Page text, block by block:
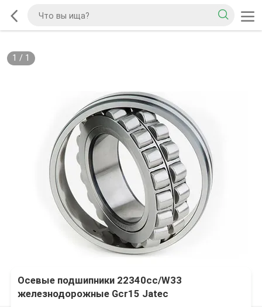
1 / 1
Осевые подшипники 22340cc/W33
железнодорожные Gcr15 Jatec